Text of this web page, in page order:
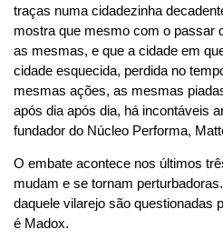
traças numa cidadezinha
mostra que mesmo com o passar
as mesmas, e que a cidade em
cidade esquecida, perdida no
mesmas ações, as mesmas
após dia após dia, há incontáveis
fundador do Núcleo Performa,
O embate acontece nos últimos
mudam e se tornam
daquele vilarejo são questionadas
é Madox.